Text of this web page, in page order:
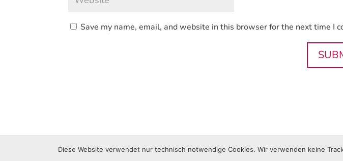
Save my name, email, and website in this browser for the next time I
© 2021 Sabrina Rucks • Gestaltet von Vica Media Berlin
Diese Website verwendet nur technisch notwendige Cookies. Wir verwenden keine